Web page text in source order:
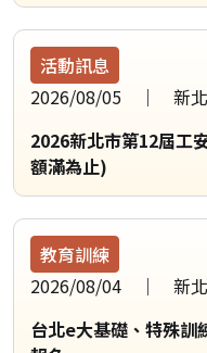
活動訊息
2026/08/05
新
2026新北市第12屆工
額滿為止)
教育訓練
2026/08/04
新
台北e大基礎、特殊